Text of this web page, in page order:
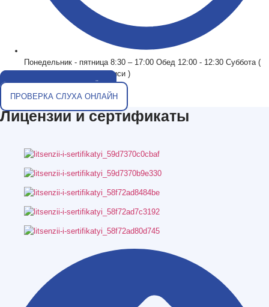
Понедельник - пятница 8:30 – 17:00 Обед 12:00 - 12:30 Суббота (
по предварительной записи )
ЗАПИСАТЬСЯ НА ПРИЁМ
ПРОВЕРКА СЛУХА ОНЛАЙН
Лицензии и сертификаты